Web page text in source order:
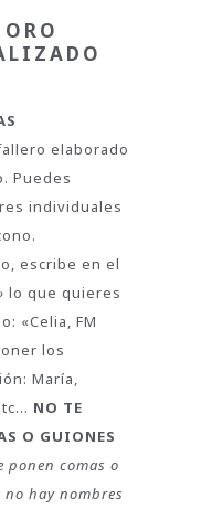
elaborado
Puedes
individuales
escribe en el
lo que quieres
«Celia, FM
los
María,
NO TE
O GUIONES
ponen comas o
hay nombres